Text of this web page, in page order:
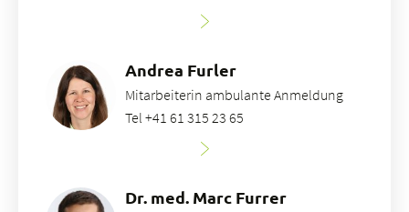
Andrea Furler
Mitarbeiterin ambulante Anmeldung
Tel +41 61 315 23 65
Dr. med. Marc Furrer